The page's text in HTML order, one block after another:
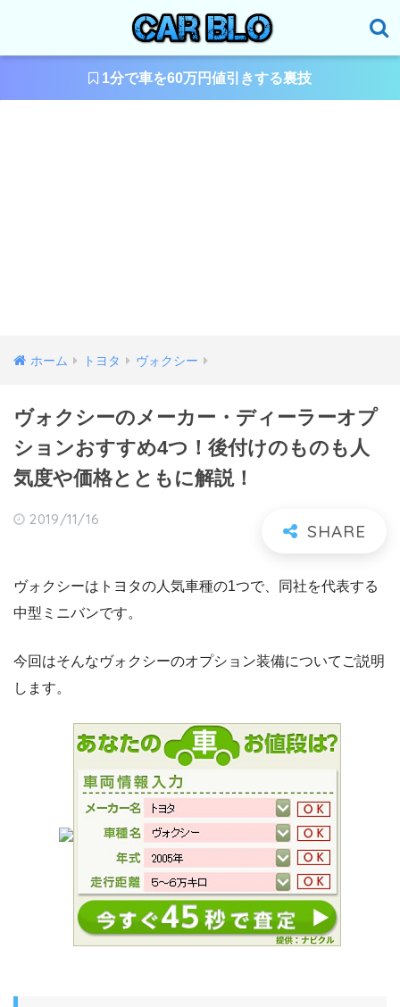
1分で車を60万円値引きする裏技
ホーム トヨタ ヴォクシー
ヴォクシーのメーカー・ディーラーオプ
ションおすすめ4つ！後付けのものも人
気度や価格とともに解説！
2019/11/16
ヴォクシーはトヨタの人気車種の1つで、同社を代表する
中型ミニバンです。
今回はそんなヴォクシーのオプション装備についてご説明
します。